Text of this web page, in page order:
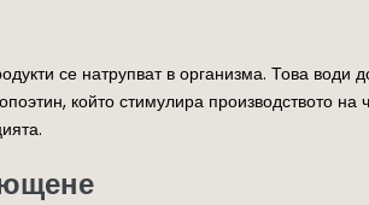
се натрупват в организма. Това
който стимулира производството